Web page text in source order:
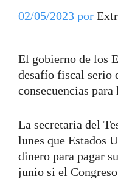
02/05/2023 por
El gobierno de los
desafío fiscal serio
consecuencias
La secretaria del
lunes que Estados
dinero para pagar
junio si el